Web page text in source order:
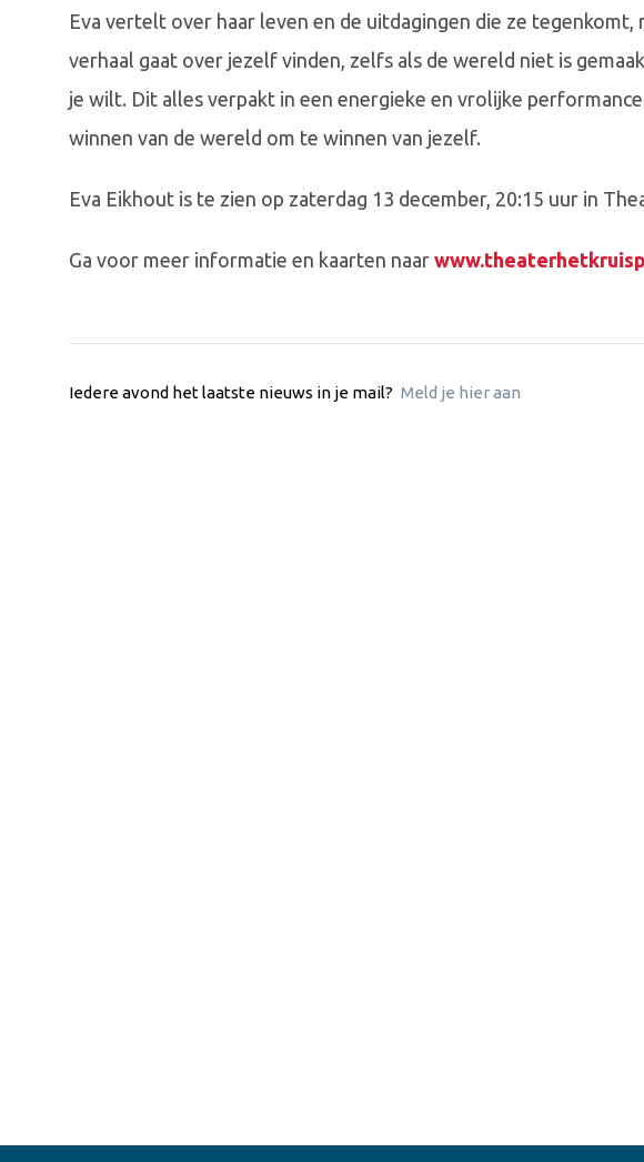
Eva vertelt over haar leven en de uitdagingen die ze
verhaal gaat over jezelf vinden, zelfs als de wereld niet is
je wilt. Dit alles verpakt in een energieke en vrolijke
winnen van de wereld om te winnen van jezelf.
Eva Eikhout is te zien op zaterdag 13 december, 20:15 uur in
Ga voor meer informatie en kaarten naar
Iedere avond het laatste nieuws in je mail? Meld je hier aan